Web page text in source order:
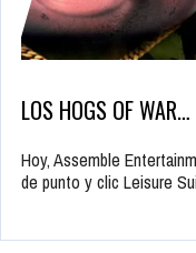
LOS HOGS OF WAR…
Hoy, Assemble
de punto y clic Leisure